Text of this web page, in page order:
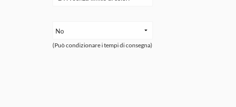
(Può condizionare i tempi di consegna)